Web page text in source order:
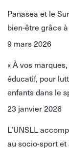
Panasea et le
bien-être grâce à
9 mars 2026
« À vos
éducatif, pour
enfants dans le
23 janvier 2026
L’UNSLL
au socio-sport et